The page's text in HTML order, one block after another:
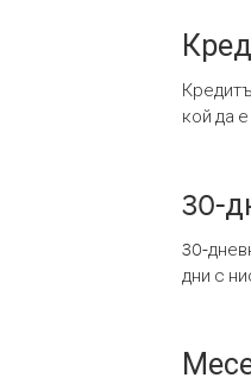
кой да
30-
30-
дни с